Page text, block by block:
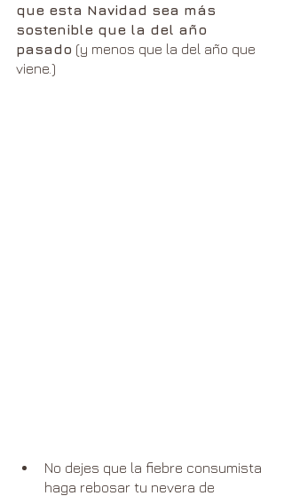
que esta Navidad sea más
sostenible que la del año
pasado (y menos que la del año que
viene.)
No dejes que la fiebre consumista
haga rebosar tu nevera de